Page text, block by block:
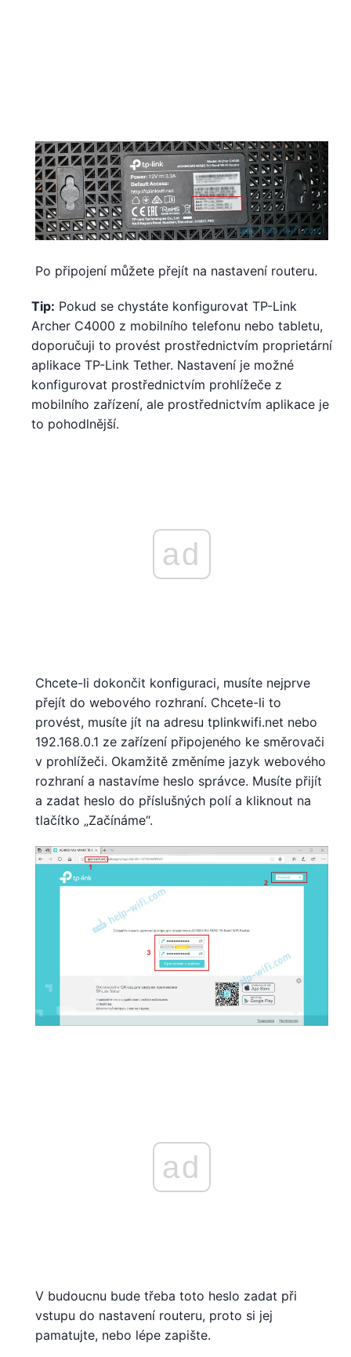
Po připojení můžete přejít na nastavení routeru.
Tip: Pokud se chystáte konfigurovat TP-Link
Archer C4000 z mobilního telefonu nebo tabletu,
doporučuji to provést prostřednictvím proprietární
aplikace TP-Link Tether. Nastavení je možné
konfigurovat prostřednictvím prohlížeče z
mobilního zařízení, ale prostřednictvím aplikace je
to pohodlnější.
ad
Chcete-li dokončit konfiguraci, musíte nejprve
přejít do webového rozhraní. Chcete-li to
provést, musíte jít na adresu tplinkwifi.net nebo
192.168.0.1 ze zařízení připojeného ke směrovači
v prohlížeči. Okamžitě změníme jazyk webového
rozhraní a nastavíme heslo správce. Musíte přijít
a zadat heslo do příslušných polí a kliknout na
tlačítko „Začínáme“.
ad
V budoucnu bude třeba toto heslo zadat při
vstupu do nastavení routeru, proto si jej
pamatujte, nebo lépe zapište.